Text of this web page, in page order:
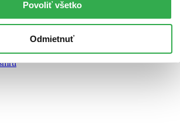
Povoliť všetko
Odmietnuť